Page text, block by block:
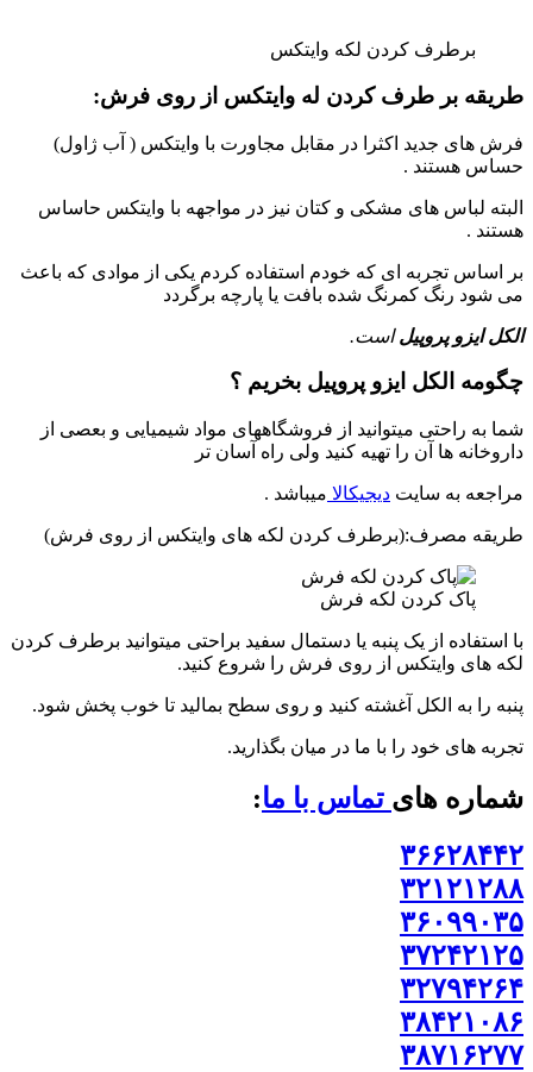
برطرف کردن لکه وایتکس
طریقه بر طرف کردن له وایتکس از روی فرش:
فرش های جدید اکثرا در مقابل مجاورت با وایتکس ( آب ژاول)
حساس هستند .
البته لباس های مشکی و کتان نیز در مواجهه با وایتکس حاساس
هستند .
بر اساس تجربه ای که خودم استفاده کردم یکی از موادی که باعث
می شود رنگ کمرنگ شده بافت یا پارچه برگردد
الکل ایزو پروپیلاست.
چگومه الکل ایزو پروپیل بخریم ؟
شما به راحتی میتوانید از فروشگاههای مواد شیمیایی و بعصی از
داروخانه ها آن را تهیه کنید ولی راه آسان تر
مراجعه به سایت دیجیکالا میباشد .
طریقه مصرف:(برطرف کردن لکه های وایتکس از روی فرش)
پاک کردن لکه فرش
با استفاده از یک پنبه یا دستمال سفید براحتی میتوانید برطرف کردن
لکه های وایتکس از روی فرش را شروع کنید.
پنبه را به الکل آغشته کنید و روی سطح بمالید تا خوب پخش شود.
تجربه های خود را با ما در میان بگذارید.
شماره های تماس با ما:
۳۶۶۲۸۴۴۲
۳۲۱۲۱۲۸۸
۳۶۰۹۹۰۳۵
۳۷۲۴۲۱۲۵
۳۲۷۹۴۲۶۴
۳۸۴۲۱۰۸۶
۳۸۷۱۶۲۷۷